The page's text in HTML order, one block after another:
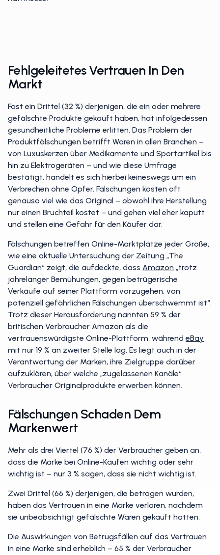
Fehlgeleitetes Vertrauen In Den
Markt
Fast ein Drittel (32 %) derjenigen, die ein oder mehrere
gefälschte Produkte gekauft haben, hat infolgedessen
gesundheitliche Probleme erlitten. Das Problem der
Produktfälschungen betrifft Waren in allen Branchen –
von Luxuskerzen über Medikamente und Sportartikel bis
hin zu Elektrogeräten – und wie diese Umfrage
bestätigt, handelt es sich hierbei keineswegs um ein
Verbrechen ohne Opfer. Fälschungen kosten oft
genauso viel wie das Original – obwohl ihre Herstellung
nur einen Bruchteil kostet – und gehen viel eher kaputt
und stellen eine Gefahr für den Käufer dar.
Fälschungen betreffen Online-Marktplätze jeder Größe,
wie eine aktuelle Untersuchung der Zeitung „The
Guardian“ zeigt, die aufdeckte, dass Amazon „trotz
jahrelanger Bemühungen, gegen betrügerische
Verkäufe auf seiner Plattform vorzugehen, von
potenziell gefährlichen Fälschungen überschwemmt ist“.
Trotz dieser Herausforderung nannten 59 % der
britischen Verbraucher Amazon als die
vertrauenswürdigste Online-Plattform, während eBay
mit nur 19 % an zweiter Stelle lag. Es liegt auch in der
Verantwortung der Marken, ihre Zielgruppe darüber
aufzuklären, über welche „zugelassenen Kanäle“
Verbraucher Originalprodukte erwerben können.
Fälschungen Schaden Dem
Markenwert
Mehr als drei Viertel (76 %) der Verbraucher geben an,
dass die Marke bei Online-Käufen wichtig oder sehr
wichtig ist – nur 3 % sagen, dass sie nicht wichtig ist.
Zwei Drittel (66 %) derjenigen, die betrogen wurden,
haben das Vertrauen in eine Marke verloren, nachdem
sie unbeabsichtigt gefälschte Waren gekauft hatten.
Die Auswirkungen von Betrugsfällen auf das Vertrauen
in eine Marke sind erheblich – 65 % der Verbraucher